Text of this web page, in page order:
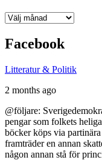
Arkiv
Facebook
Litteratur & Politik
2 months ago
@följare:
pengar som folkets
böcker köps via
framträder en annan
någon annan stå för